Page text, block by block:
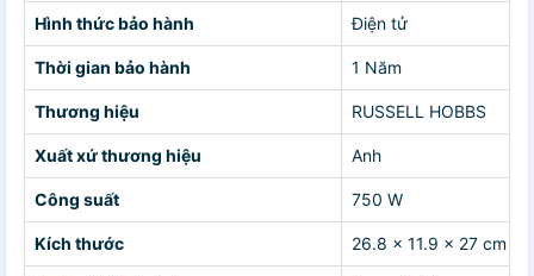
Hình thức bảo hành Điện tử
Thời gian bảo hành 1 Năm
Thương hiệu RUSSELL HOBBS
Xuất xứ thương hiệu Anh
Công suất 750 W
Kích thước 26.8 x 11.9 x 27 cm